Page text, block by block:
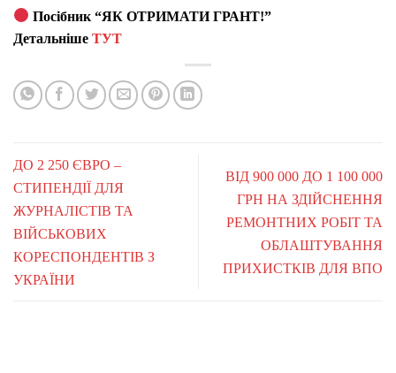
Посібник “ЯК ОТРИМАТИ ГРАНТ!”
Детальніше ТУТ
ДО 2 250 ЄВРО –
СТИПЕНДІЇ ДЛЯ
ЖУРНАЛІСТІВ ТА
ВІЙСЬКОВИХ
КОРЕСПОНДЕНТІВ З
УКРАЇНИ
ВІД 900 000 ДО 1 100 000
ГРН НА ЗДІЙСНЕННЯ
РЕМОНТНИХ РОБІТ ТА
ОБЛАШТУВАННЯ
ПРИХИСТКІВ ДЛЯ ВПО